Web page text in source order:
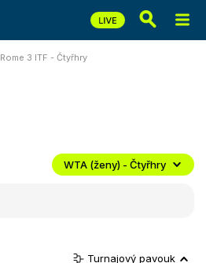
Rome 3 ITF - Čtyřhry
WTA (ženy) - Čtyřhry
Turnajový pavouk